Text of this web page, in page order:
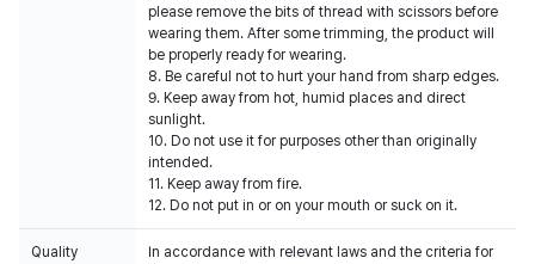
please remove the bits of thread with scissors before
wearing them. After some trimming, the product will
be properly ready for wearing.
8. Be careful not to hurt your hand from sharp edges.
9. Keep away from hot, humid places and direct
sunlight.
10. Do not use it for purposes other than originally
intended.
11. Keep away from fire.
12. Do not put in or on your mouth or suck on it.
Quality
In accordance with relevant laws and the criteria for